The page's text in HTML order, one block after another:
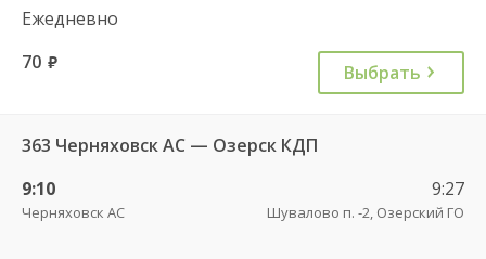
Ежедневно
70 руб. Выбрать
363 Черняховск АС — Озерск КДП
9:10
Черняховск АС
9:27
Шувалово п. -2, Озерский ГО